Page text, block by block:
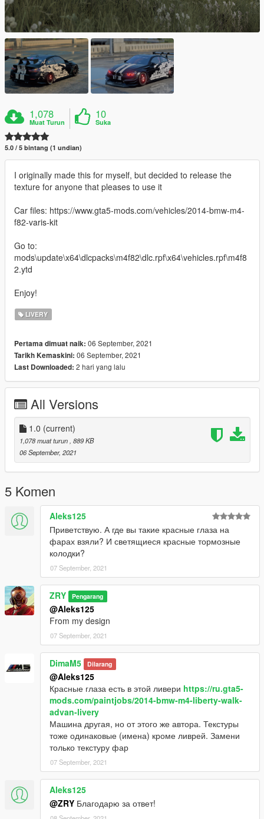
1,078
Muat Turun
10
Suka
5.0 / 5 bintang (1 undian)
I originally made this for myself, but decided to release the
texture for anyone that pleases to use it
Car files: https://www.gta5-mods.com/vehicles/2014-bmw-m4-
f82-varis-kit
Go to:
mods\update\x64\dlcpacks\m4f82\dlc.rpf\x64\vehicles.rpf\m4f8
2.ytd
Enjoy!
LIVERY
Pertama dimuat naik: 06 September, 2021
Tarikh Kemaskini: 06 September, 2021
Last Downloaded: 2 hari yang lalu
All Versions
1.0 (current)
1,078 muat turun , 889 KB
06 September, 2021
5 Komen
Aleks125
Приветствую. А где вы такие красные глаза на
фарах взяли? И светящиеся красные тормозные
колодки?
07 September, 2021
ZRY Pengarang
@Aleks125
From my design
07 September, 2021
DimaM5 Dilarang
@Aleks125
Красные глаза есть в этой ливери https://ru.gta5-
mods.com/paintjobs/2014-bmw-m4-liberty-walk-
advan-livery
Машина другая, но от этого же автора. Текстуры
тоже одинаковые (имена) кроме ливрей. Замени
только текстуру фар
07 September, 2021
Aleks125
@ZRY Благодарю за ответ!